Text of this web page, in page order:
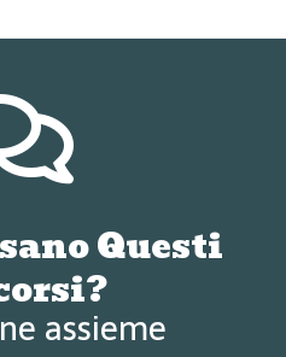
Questi
assieme